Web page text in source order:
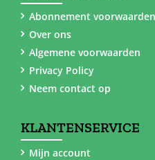
Abonnement voorwaarden
Over ons
Algemene voorwaarden
Privacy Policy
Neem contact op
KLANTENSERVICE
Mijn account